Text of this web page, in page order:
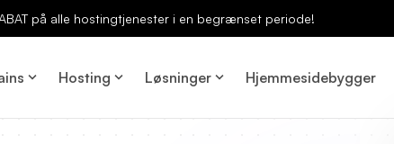
på alle hostingtjenester i en begrænset periode!
Hosting Løsninger Hjemmesidebygger